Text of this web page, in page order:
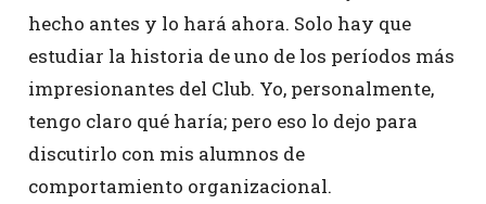
hecho antes y lo hará ahora. Solo hay que
estudiar la historia de uno de los períodos más
impresionantes del Club. Yo, personalmente,
tengo claro qué haría; pero eso lo dejo para
discutirlo con mis alumnos de
comportamiento organizacional.